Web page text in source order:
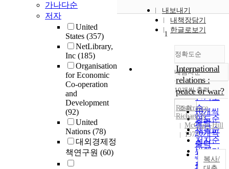
가나다순
저자
United
States (357)
NetLibrary,
Inc (185)
Organisation
for Economic
Co-operation
and
Development
(92)
United
Nations (78)
대외경제정
책연구원 (60)
내보내기
내책장담기
한글로보기
정확도순
정확도
순
인기도
순
연도순
제목순
저자순
발행기
관순
내림차순
내림차순
10개씩 출력
10개씩
출력
20개씩
출력
30개씩
출력
조회
1
International
relations :
peace or war?
Rosecrance,
Richard N
McGraw-Hill
1973
복사/